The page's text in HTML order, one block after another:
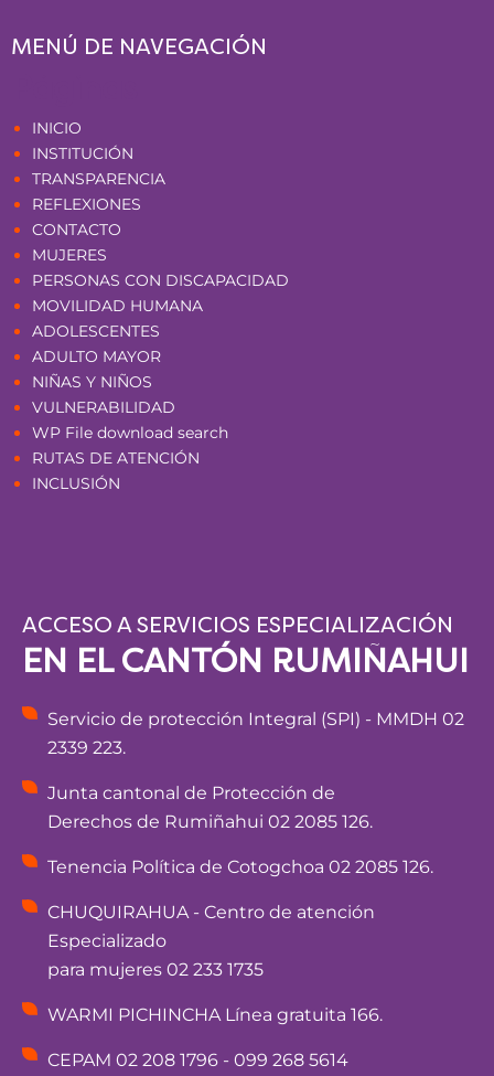
MENÚ DE NAVEGACIÓN
INICIO
INSTITUCIÓN
TRANSPARENCIA
REFLEXIONES
CONTACTO
MUJERES
PERSONAS CON DISCAPACIDAD
MOVILIDAD HUMANA
ADOLESCENTES
ADULTO MAYOR
NIÑAS Y NIÑOS
VULNERABILIDAD
WP File download search
RUTAS DE ATENCIÓN
INCLUSIÓN
ACCESO A SERVICIOS ESPECIALIZACIÓN
EN EL CANTÓN RUMIÑAHUI
Servicio de protección Integral (SPI) - MMDH 02
2339 223.
Junta cantonal de Protección de
Derechos de Rumiñahui 02 2085 126.
Tenencia Política de Cotogchoa 02 2085 126.
CHUQUIRAHUA - Centro de atención
Especializado
para mujeres 02 233 1735
WARMI PICHINCHA Línea gratuita 166.
CEPAM 02 208 1796 - 099 268 5614